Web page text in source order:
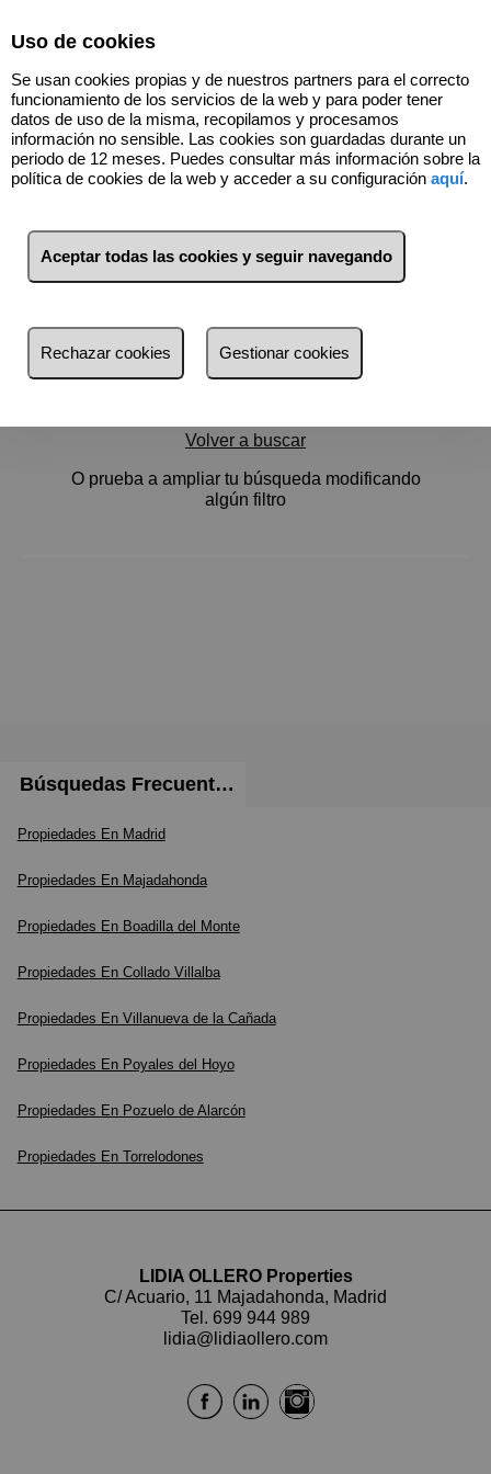
Menos reciente
Volver a buscar
O prueba a ampliar tu búsqueda modificando
algún filtro
Búsquedas Frecuentes
Propiedades En Madrid
Propiedades En Majadahonda
Propiedades En Boadilla del Monte
Propiedades En Collado Villalba
Propiedades En Villanueva de la Cañada
Propiedades En Poyales del Hoyo
Propiedades En Pozuelo de Alarcón
Propiedades En Torrelodones
LIDIA OLLERO Properties
C/ Acuario, 11 Majadahonda, Madrid
Tel. 699 944 989
lidia@lidiaollero.com
Uso de cookies
Se usan cookies propias y de nuestros partners para el correcto
funcionamiento de los servicios de la web y para poder tener
datos de uso de la misma, recopilamos y procesamos
información no sensible. Las cookies son guardadas durante un
periodo de 12 meses. Puedes consultar más información sobre la
política de cookies de la web y acceder a su configuración aquí.
Aceptar todas las cookies y seguir navegando
Rechazar cookies Gestionar cookies